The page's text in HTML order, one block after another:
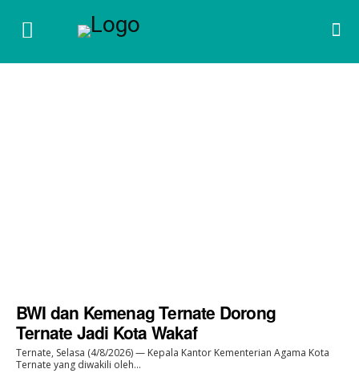
BWI dan Kemenag Ternate Dorong
Ternate Jadi Kota Wakaf
Ternate, Selasa (4/8/2026) — Kepala Kantor Kementerian Agama Kota
Ternate yang diwakili oleh...